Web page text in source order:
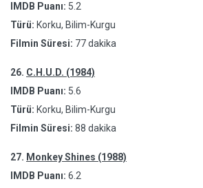
IMDB Puanı: 5.2
Türü: Korku, Bilim-Kurgu
Filmin Süresi: 77 dakika
26. C.H.U.D. (1984)
IMDB Puanı: 5.6
Türü: Korku, Bilim-Kurgu
Filmin Süresi: 88 dakika
27. Monkey Shines (1988)
IMDB Puanı: 6.2